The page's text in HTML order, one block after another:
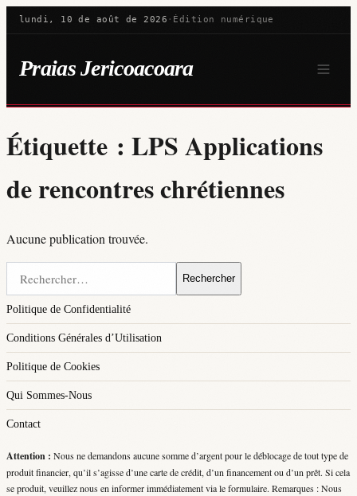
lundi, 10 de août de 2026 · Édition numérique
Praias Jericoacoara
Étiquette : LPS Applications
de rencontres chrétiennes
Aucune publication trouvée.
Rechercher :
Politique de Confidentialité
Conditions Générales d’Utilisation
Politique de Cookies
Qui Sommes-Nous
Contact
Attention : Nous ne demandons aucune somme d’argent pour le déblocage de tout type de
produit financier, qu’il s’agisse d’une carte de crédit, d’un financement ou d’un prêt. Si cela
se produit, veuillez nous en informer immédiatement via le formulaire. Remarques : Nous